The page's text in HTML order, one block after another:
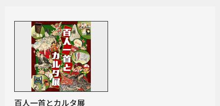
百人一首とカルタ展